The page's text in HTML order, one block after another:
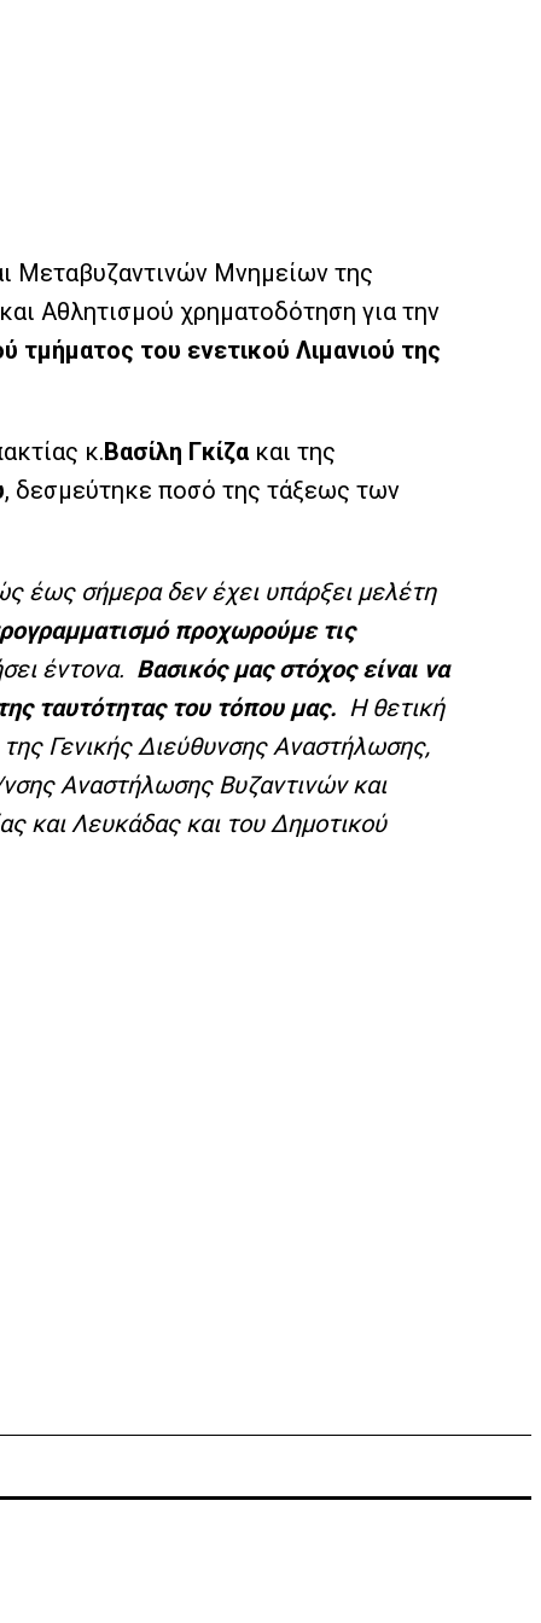
Μεταβυζαντινών Μνημείων της
Αθλητισμού χρηματοδότηση για την
του ενετικού Λιμανιού της
κ.Βασίλη Γκίζα και της
, δεσμεύτηκε ποσό της τάξεως των
έως σήμερα δεν έχει υπάρξει μελέτη
προχωρούμε τις
έντονα. Βασικός μας στόχος είναι να
ταυτότητας του τόπου μας. Η θετική
Γενικής Διεύθυνσης Αναστήλωσης,
Αναστήλωσης Βυζαντινών και
και Λευκάδας και του Δημοτικού